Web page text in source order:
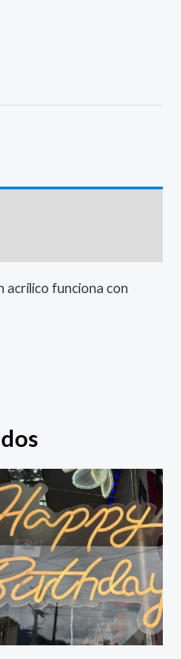
acrilico funciona con